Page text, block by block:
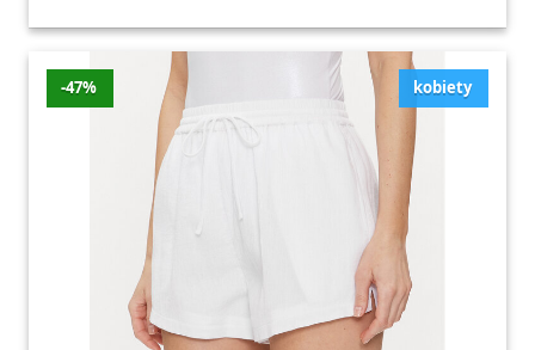
kobiety
-47%